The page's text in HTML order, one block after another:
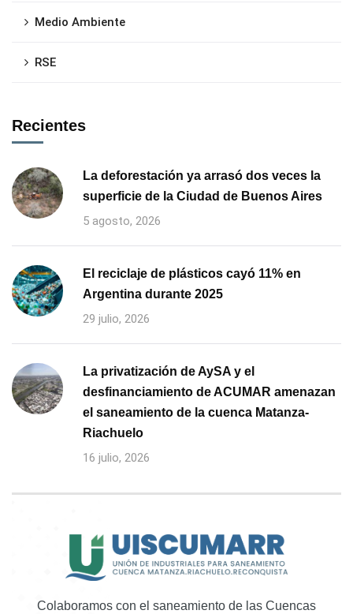
Medio Ambiente
RSE
Recientes
La deforestación ya arrasó dos veces la
superficie de la Ciudad de Buenos Aires
5 agosto, 2026
El reciclaje de plásticos cayó 11% en
Argentina durante 2025
29 julio, 2026
La privatización de AySA y el
desfinanciamiento de ACUMAR amenazan
el saneamiento de la cuenca Matanza-
Riachuelo
16 julio, 2026
Colaboramos con el saneamiento de las Cuencas